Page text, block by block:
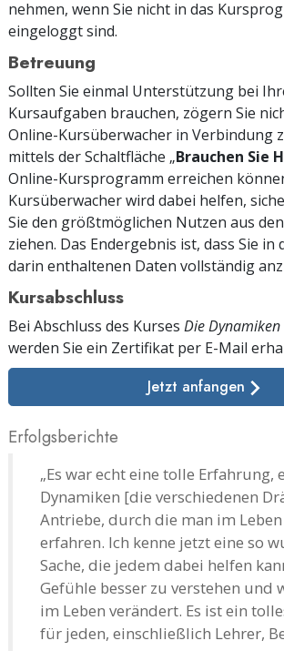
nehmen, wenn Sie nicht in das
eingeloggt sind.
Betreuung
Sollten Sie einmal Unterstützung bei
Kursaufgaben brauchen, zögern Sie
Online-Kursüberwacher in Verbindung
mittels der Schaltfläche „Brauchen Sie
Online-Kursprogramm erreichen
Kursüberwacher wird dabei helfen,
Sie den größtmöglichen Nutzen aus
ziehen. Das Endergebnis ist, dass Sie in
darin enthaltenen Daten vollständig
Kursabschluss
Bei Abschluss des Kurses Die Dynamiken
werden Sie ein Zertifikat per E-Mail
Jetzt anfangen
Erfolgsberichte
„Es war echt eine tolle Erfahrung,
Dynamiken [die verschiedenen
Antriebe, durch die man im
erfahren. Ich kenne jetzt eine so
Sache, die jedem dabei helfen
Gefühle besser zu verstehen und
im Leben verändert. Es ist ein
für jeden, einschließlich Lehrer,